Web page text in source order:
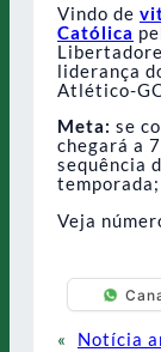
Vindo de
Católica
liderança
Atlético-
Meta: se
chegará a
sequência
Veja
«
Notícia